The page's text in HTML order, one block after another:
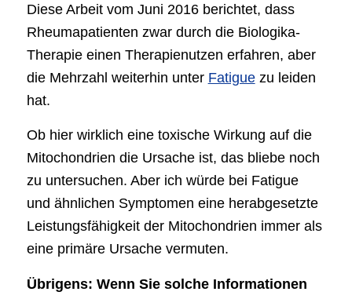
Diese Arbeit vom Juni 2016 berichtet, dass
Rheumapatienten zwar durch die Biologika-
Therapie einen Therapienutzen erfahren, aber
die Mehrzahl weiterhin unter Fatiguezu leiden
hat.
Ob hier wirklich eine toxische Wirkung auf die
Mitochondrien die Ursache ist, das bliebe noch
zu untersuchen. Aber ich würde bei Fatigue
und ähnlichen Symptomen eine herabgesetzte
Leistungsfähigkeit der Mitochondrien immer als
eine primäre Ursache vermuten.
Übrigens: Wenn Sie solche Informationen